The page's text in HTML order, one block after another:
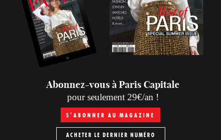
Abonnez-vous à Paris Capitale
pour seulement 29€/an !
S’ABONNER AU MAGAZINE
ACHETER LE DERNIER NUMÉRO